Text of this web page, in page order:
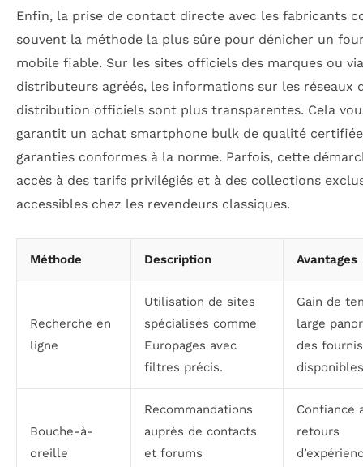
Enfin, la prise de contact directe avec les fabricants
souvent la méthode la plus sûre pour dénicher un
mobile fiable. Sur les sites officiels des marques ou
distributeurs agréés, les informations sur les réseaux
distribution officiels sont plus transparentes. Cela
garantit un achat smartphone bulk de qualité
garanties conformes à la norme. Parfois, cette
accès à des tarifs privilégiés et à des collections
accessibles chez les revendeurs classiques.
Méthode Description Avantages
Recherche en
ligne
Utilisation de sites
spécialisés comme
Europages avec
filtres précis.
Gain de
large
des
Bouche-à-
oreille
Recommandations
auprès de contacts
et forums
Confiance
retours